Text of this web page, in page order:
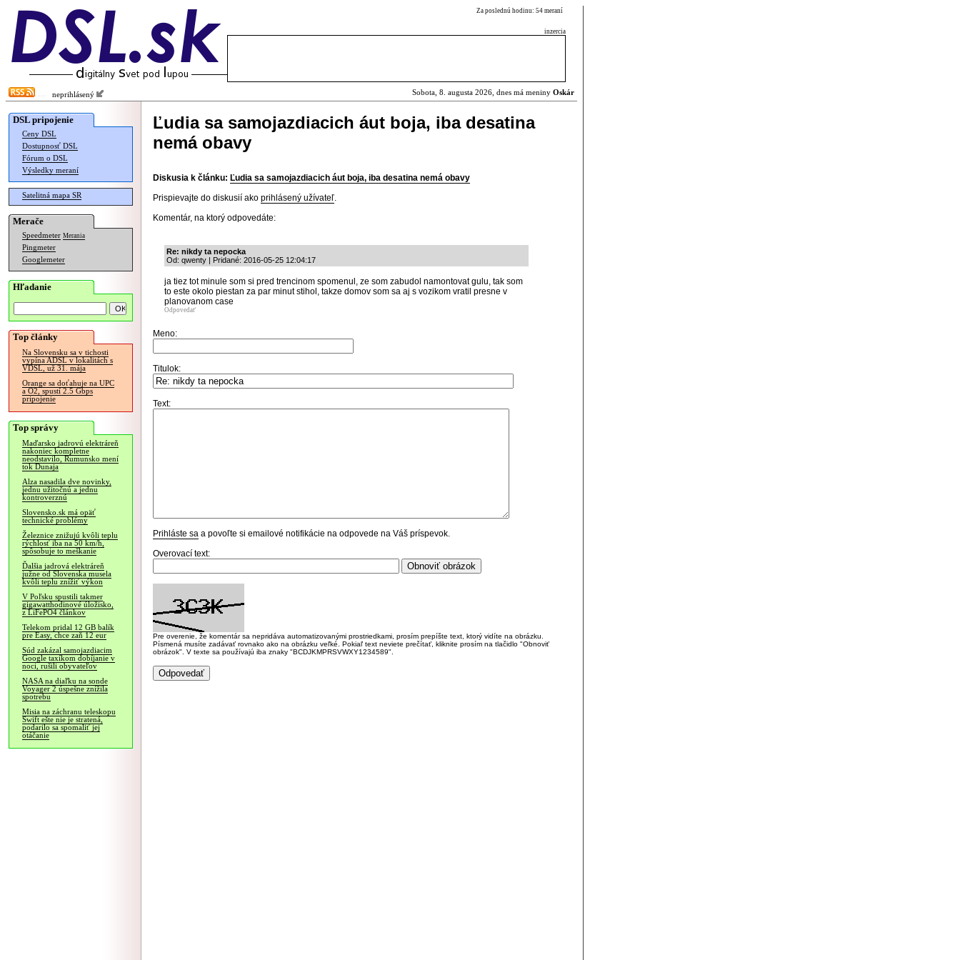
Za poslednú hodinu: 54 meraní
inzercia
neprihlásený Sobota, 8. augusta 2026, dnes má meniny Oskár
DSL pripojenie
Ceny DSL
Dostupnosť DSL
Fórum o DSL
Výsledky meraní
Satelitná mapa SR
Merače
Speedmeter Merania
Pingmeter
Googlemeter
Hľadanie
Top články
Na Slovensku sa v tichosti
vypína ADSL v lokalitách s
VDSL, už 31. mája
Orange sa doťahuje na UPC
a O2, spustí 2.5 Gbps
pripojenie
Top správy
Maďarsko jadrovú elektráreň
nakoniec kompletne
neodstavilo, Rumunsko mení
tok Dunaja
Alza nasadila dve novinky,
jednu užitočnú a jednu
kontroverznú
Slovensko.sk má opäť
technické problémy
Železnice znižujú kvôli teplu
rýchlosť iba na 50 km/h,
spôsobuje to meškanie
Ďalšia jadrová elektráreň
južne od Slovenska musela
kvôli teplu znížiť výkon
V Poľsku spustili takmer
gigawatthodinové úložisko,
z LiFePO4 článkov
Telekom pridal 12 GB balík
pre Easy, chce zaň 12 eur
Súd zakázal samojazdiacim
Google taxíkom dobíjanie v
noci, rušili obyvateľov
NASA na diaľku na sonde
Voyager 2 úspešne znížila
spotrebu
Misia na záchranu teleskopu
Swift ešte nie je stratená,
podarilo sa spomaliť jej
otáčanie
Ľudia sa samojazdiacich áut boja, iba desatina
nemá obavy
Diskusia k článku: Ľudia sa samojazdiacich áut boja, iba desatina nemá obavy
Prispievajte do diskusií ako prihlásený užívateľ.
Komentár, na ktorý odpovedáte:
Re: nikdy ta nepocka
Od: qwenty | Pridané: 2016-05-25 12:04:17
ja tiez tot minule som si pred trencinom spomenul, ze som zabudol namontovat gulu, tak som
to este okolo piestan za par minut stihol, takze domov som sa aj s vozikom vratil presne v
planovanom case
Odpovedať
Meno:
Titulok:
Text:
Prihláste sa a povoľte si emailové notifikácie na odpovede na Váš príspevok.
Overovací text:
Pre overenie, že komentár sa nepridáva automatizovanými prostriedkami, prosím prepíšte text, ktorý vidíte na obrázku.
Písmená musíte zadávať rovnako ako na obrázku veľké. Pokiaľ text neviete prečítať, kliknite prosím na tlačidlo "Obnoviť
obrázok". V texte sa používajú iba znaky "BCDJKMPRSVWXY1234589".